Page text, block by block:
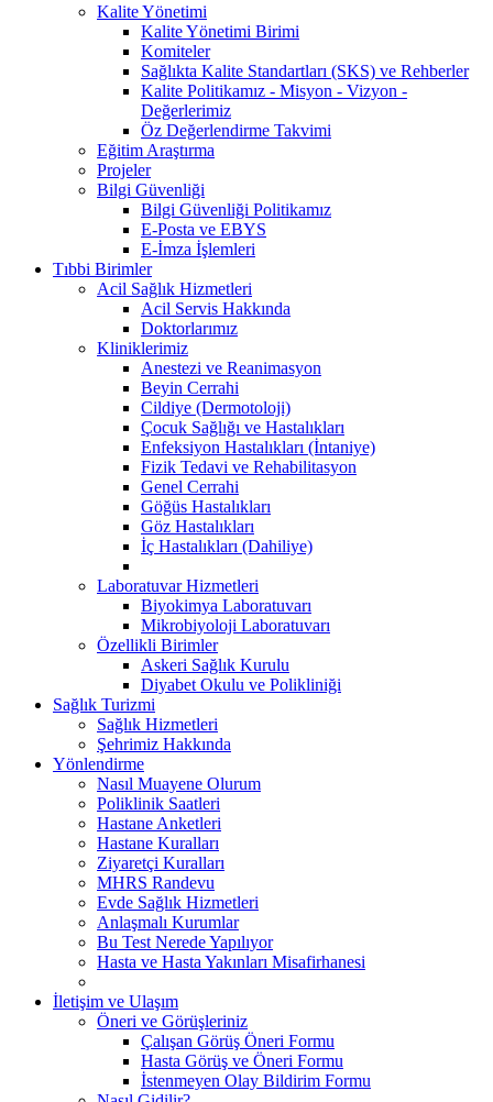
Kalite Yönetimi
Kalite Yönetimi Birimi
Komiteler
Sağlıkta Kalite Standartları (SKS) ve Rehberler
Kalite Politikamız - Misyon - Vizyon -
Değerlerimiz
Öz Değerlendirme Takvimi
Eğitim Araştırma
Projeler
Bilgi Güvenliği
Bilgi Güvenliği Politikamız
E-Posta ve EBYS
E-İmza İşlemleri
Tıbbi Birimler
Acil Sağlık Hizmetleri
Acil Servis Hakkında
Doktorlarımız
Kliniklerimiz
Anestezi ve Reanimasyon
Beyin Cerrahi
Cildiye (Dermotoloji)
Çocuk Sağlığı ve Hastalıkları
Enfeksiyon Hastalıkları (İntaniye)
Fizik Tedavi ve Rehabilitasyon
Genel Cerrahi
Göğüs Hastalıkları
Göz Hastalıkları
İç Hastalıkları (Dahiliye)
Laboratuvar Hizmetleri
Biyokimya Laboratuvarı
Mikrobiyoloji Laboratuvarı
Özellikli Birimler
Askeri Sağlık Kurulu
Diyabet Okulu ve Polikliniği
Sağlık Turizmi
Sağlık Hizmetleri
Şehrimiz Hakkında
Yönlendirme
Nasıl Muayene Olurum
Poliklinik Saatleri
Hastane Anketleri
Hastane Kuralları
Ziyaretçi Kuralları
MHRS Randevu
Evde Sağlık Hizmetleri
Anlaşmalı Kurumlar
Bu Test Nerede Yapılıyor
Hasta ve Hasta Yakınları Misafirhanesi
İletişim ve Ulaşım
Öneri ve Görüşleriniz
Çalışan Görüş Öneri Formu
Hasta Görüş ve Öneri Formu
İstenmeyen Olay Bildirim Formu